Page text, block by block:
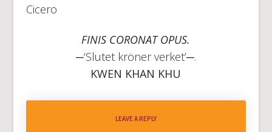
Cicero
FINIS CORONAT OPUS.
─‘Slutet kröner verket’─.
KWEN KHAN KHU
LEAVE A REPLY